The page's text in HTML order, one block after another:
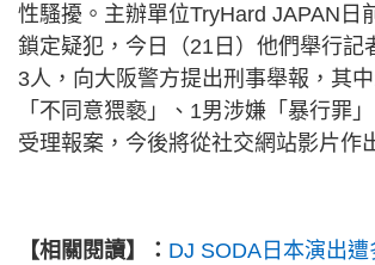
性騷擾。主辦單位TryHard JAPAN日
鎖定疑犯，今日（21日）他們舉行記
3人，向大阪警方提出刑事舉報，其
「不同意猥褻」、1男涉嫌「暴行罪
受理報案，今後將從社交網站影片作
【相關閱讀】： DJ SODA日本演出